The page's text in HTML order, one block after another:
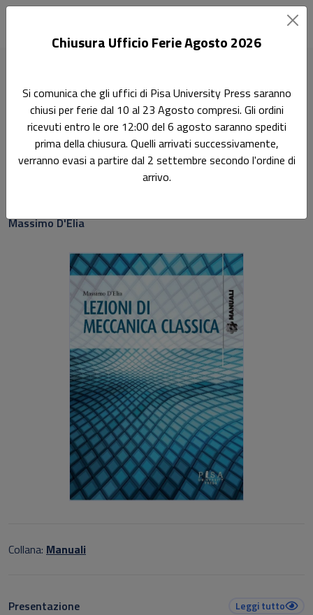
Didattica
Lezioni di Meccanica
Classica
Massimo D'Elia
Collana: Manuali
Presentazione Leggi tutto
Chiusura Ufficio Ferie Agosto 2026
Si comunica che gli uffici di Pisa University Press saranno
chiusi per ferie dal 10 al 23 Agosto compresi. Gli ordini
ricevuti entro le ore 12:00 del 6 agosto saranno spediti
prima della chiusura. Quelli arrivati successivamente,
verranno evasi a partire dal 2 settembre secondo l'ordine di
arrivo.